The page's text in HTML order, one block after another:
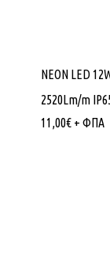
NEON LED
2520Lm/m
11,00€ + ΦΠΑ